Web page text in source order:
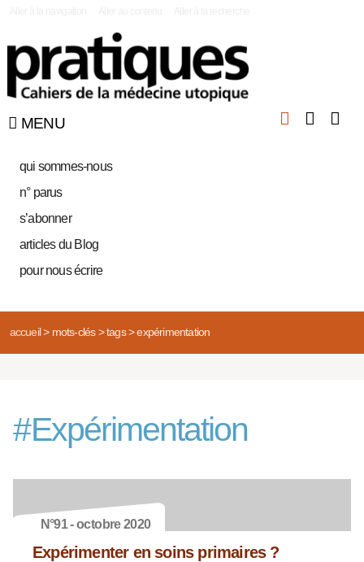
MENU
qui sommes-nous
n° parus
s’abonner
articles du Blog
pour nous écrire
accueil> mots-clés> tags> expérimentation
#Expérimentation
N°91 - octobre 2020
Expérimenter en soins primaires ?